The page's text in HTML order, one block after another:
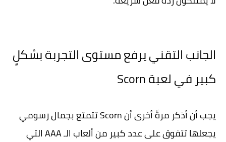
الجانب التقني يرفع مستوى التجربة بشكلٍ
كبير في لعبة Scorn
يجب أن أذكر مرةً أخرى أن Scorn تتمتع بجمال رسومي
يجعلها تتفوق على عدد كبير من ألعاب الـ AAA التي